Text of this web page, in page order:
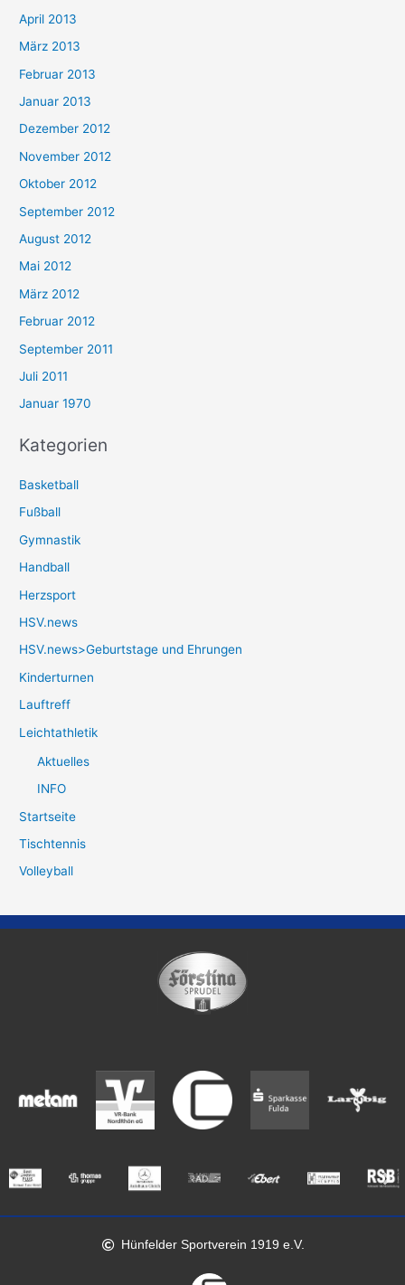
April 2013
März 2013
Februar 2013
Januar 2013
Dezember 2012
November 2012
Oktober 2012
September 2012
August 2012
Mai 2012
März 2012
Februar 2012
September 2011
Juli 2011
Januar 1970
Kategorien
Basketball
Fußball
Gymnastik
Handball
Herzsport
HSV.news
HSV.news>Geburtstage und Ehrungen
Kinderturnen
Lauftreff
Leichtathletik
Aktuelles
INFO
Startseite
Tischtennis
Volleyball
Hünfelder Sportverein 1919 e.V.